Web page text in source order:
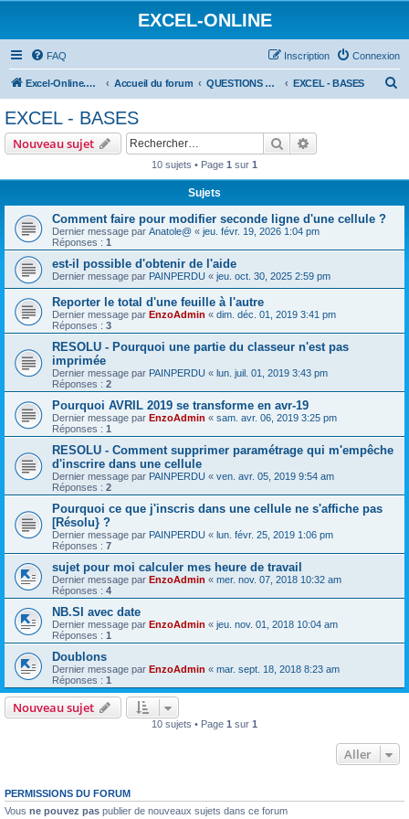
EXCEL-ONLINE
FAQ Connexion
Inscription
Excel-Online.net Accueil du forum QUESTIONS EXCEL EXCEL - BASES
EXCEL - BASES
Nouveau sujet Rechercher
10 sujets • Page 1 sur 1
Sujets
Comment faire pour modifier seconde ligne d'une cellule ?
Dernier message par Anatole@ « jeu. févr. 19, 2026 1:04 pm
Réponses : 1
est-il possible d'obtenir de l'aide
Dernier message par PAINPERDU « jeu. oct. 30, 2025 2:59 pm
Reporter le total d'une feuille à l'autre
Dernier message par EnzoAdmin « dim. déc. 01, 2019 3:41 pm
Réponses : 3
RESOLU - Pourquoi une partie du classeur n'est pas
imprimée
Dernier message par PAINPERDU « lun. juil. 01, 2019 3:43 pm
Réponses : 2
Pourquoi AVRIL 2019 se transforme en avr-19
Dernier message par EnzoAdmin « sam. avr. 06, 2019 3:25 pm
Réponses : 1
RESOLU - Comment supprimer paramétrage qui m'empêche
d'inscrire dans une cellule
Dernier message par PAINPERDU « ven. avr. 05, 2019 9:54 am
Réponses : 2
Pourquoi ce que j'inscris dans une cellule ne s'affiche pas
[Résolu} ?
Dernier message par PAINPERDU « lun. févr. 25, 2019 1:06 pm
Réponses : 7
sujet pour moi calculer mes heure de travail
Dernier message par EnzoAdmin « mer. nov. 07, 2018 10:32 am
Réponses : 4
NB.SI avec date
Dernier message par EnzoAdmin « jeu. nov. 01, 2018 10:04 am
Réponses : 1
Doublons
Dernier message par EnzoAdmin « mar. sept. 18, 2018 8:23 am
Réponses : 1
Nouveau sujet
10 sujets • Page 1 sur 1
Aller
PERMISSIONS DU FORUM
Vous ne pouvez pas publier de nouveaux sujets dans ce forum